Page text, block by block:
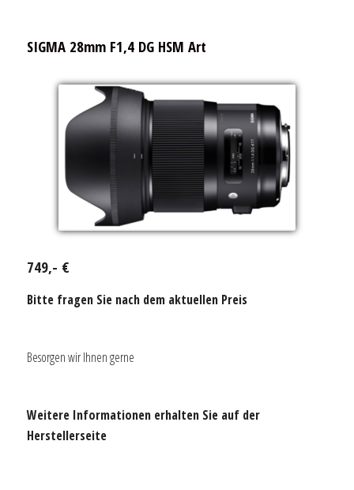
SIGMA 28mm F1,4 DG HSM Art
749,- €
Bitte fragen Sie nach dem aktuellen Preis
Besorgen wir Ihnen gerne
Weitere Informationen erhalten Sie auf der
Herstellerseite